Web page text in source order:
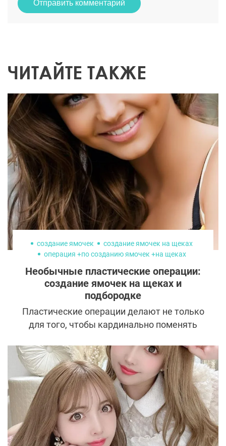
Отправить комментарий
ЧИТАЙТЕ ТАКЖЕ
создание ямочек
создание ямочек на щеках
операция +по созданию ямочек +на щеках
Необычные пластические операции:
создание ямочек на щеках и
подбородке
Пластические операции делают не только
для того, чтобы кардинально поменять
приобретения интересных черт лица. Так,
например, набирает популярность тренд
на ямочки. Как они создаются и для чего
нужны людям? Сейчас расскажем.